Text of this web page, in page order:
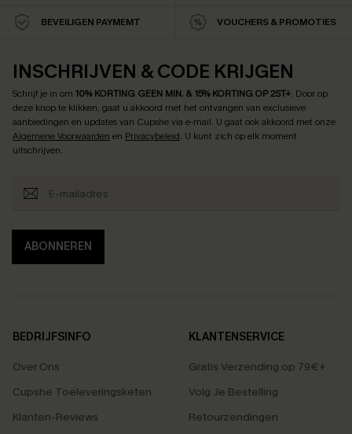
BEVEILIGEN PAYMEMT VOUCHERS & PROMOTIES
INSCHRIJVEN & CODE KRIJGEN
Schrijf je in om 10% KORTING GEEN MIN. & 15% KORTING OP 2ST+. Door op
deze knop te klikken, gaat u akkoord met het ontvangen van exclusieve
aanbiedingen en updates van Cupshe via e-mail. U gaat ook akkoord met onze
Algemene Voorwaarden en Privacybeleid. U kunt zich op elk moment
uitschrijven.
ABONNEREN
BEDRIJFSINFO
Over Ons
Cupshe Toeleveringsketen
Klanten-Reviews
KLANTENSERVICE
Gratis Verzending op 79€+
Volg Je Bestelling
Retourzendingen